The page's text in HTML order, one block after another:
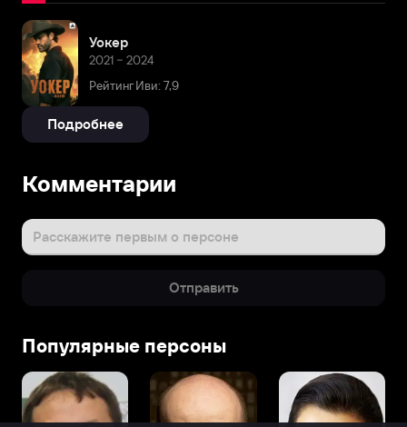
Уокер
2021 – 2024
Рейтинг Иви: 7,9
Подробнее
Комментарии
Расскажите первым о персоне
Отправить
Популярные персоны